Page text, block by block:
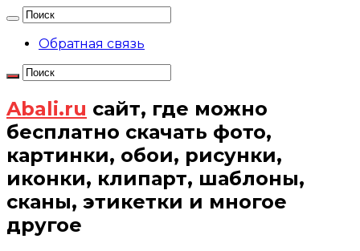
Обратная связь
Abali.ru сайт, где можно
бесплатно скачать фото,
картинки, обои, рисунки,
иконки, клипарт, шаблоны,
сканы, этикетки и многое
другое